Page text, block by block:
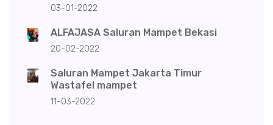
03-01-2022
ALFAJASA Saluran Mampet Bekasi
20-02-2022
Saluran Mampet Jakarta Timur
Wastafel mampet
11-03-2022